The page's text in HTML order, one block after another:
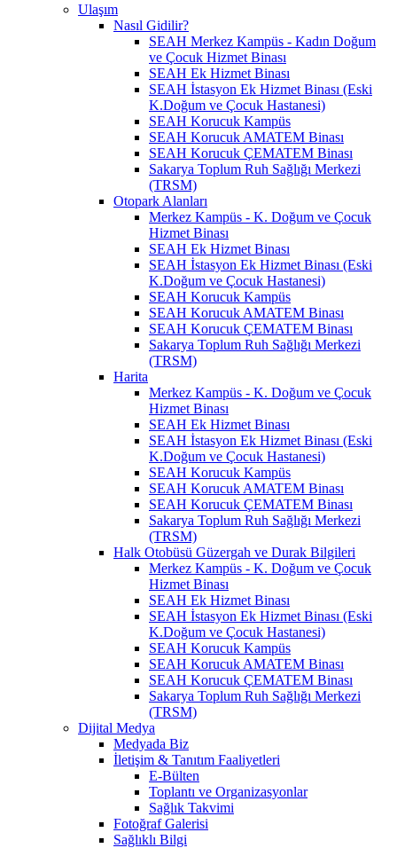
Ulaşım
Nasıl Gidilir?
SEAH Merkez Kampüs - Kadın Doğum
ve Çocuk Hizmet Binası
SEAH Ek Hizmet Binası
SEAH İstasyon Ek Hizmet Binası (Eski
K.Doğum ve Çocuk Hastanesi)
SEAH Korucuk Kampüs
SEAH Korucuk AMATEM Binası
SEAH Korucuk ÇEMATEM Binası
Sakarya Toplum Ruh Sağlığı Merkezi
(TRSM)
Otopark Alanları
Merkez Kampüs - K. Doğum ve Çocuk
Hizmet Binası
SEAH Ek Hizmet Binası
SEAH İstasyon Ek Hizmet Binası (Eski
K.Doğum ve Çocuk Hastanesi)
SEAH Korucuk Kampüs
SEAH Korucuk AMATEM Binası
SEAH Korucuk ÇEMATEM Binası
Sakarya Toplum Ruh Sağlığı Merkezi
(TRSM)
Harita
Merkez Kampüs - K. Doğum ve Çocuk
Hizmet Binası
SEAH Ek Hizmet Binası
SEAH İstasyon Ek Hizmet Binası (Eski
K.Doğum ve Çocuk Hastanesi)
SEAH Korucuk Kampüs
SEAH Korucuk AMATEM Binası
SEAH Korucuk ÇEMATEM Binası
Sakarya Toplum Ruh Sağlığı Merkezi
(TRSM)
Halk Otobüsü Güzergah ve Durak Bilgileri
Merkez Kampüs - K. Doğum ve Çocuk
Hizmet Binası
SEAH Ek Hizmet Binası
SEAH İstasyon Ek Hizmet Binası (Eski
K.Doğum ve Çocuk Hastanesi)
SEAH Korucuk Kampüs
SEAH Korucuk AMATEM Binası
SEAH Korucuk ÇEMATEM Binası
Sakarya Toplum Ruh Sağlığı Merkezi
(TRSM)
Dijital Medya
Medyada Biz
İletişim & Tanıtım Faaliyetleri
E-Bülten
Toplantı ve Organizasyonlar
Sağlık Takvimi
Fotoğraf Galerisi
Sağlıklı Bilgi